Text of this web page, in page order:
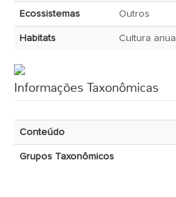
Ecossistemas Outros
Habitats Cultura anual
Informações Taxonômicas
Conteúdo
Grupos Taxonômicos